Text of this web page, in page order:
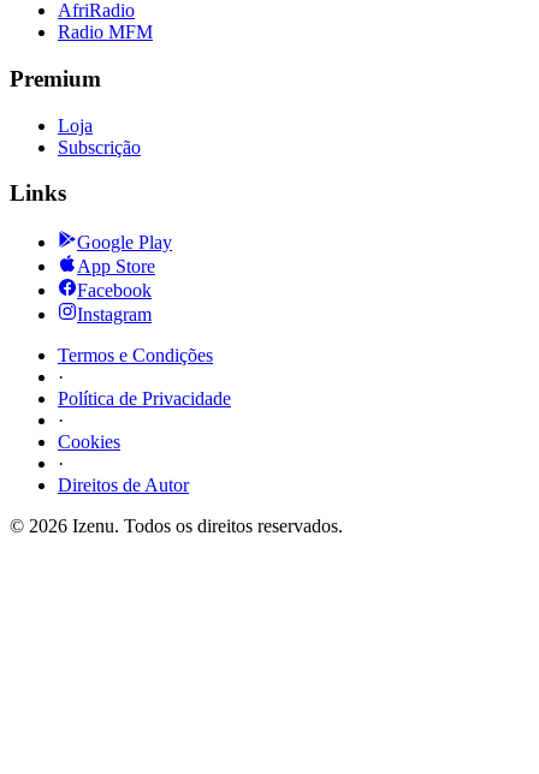
AfriRadio
Radio MFM
Premium
Loja
Subscrição
Links
Google Play
App Store
Facebook
Instagram
Termos e Condições
·
Política de Privacidade
·
Cookies
·
Direitos de Autor
© 2026 Izenu. Todos os direitos reservados.